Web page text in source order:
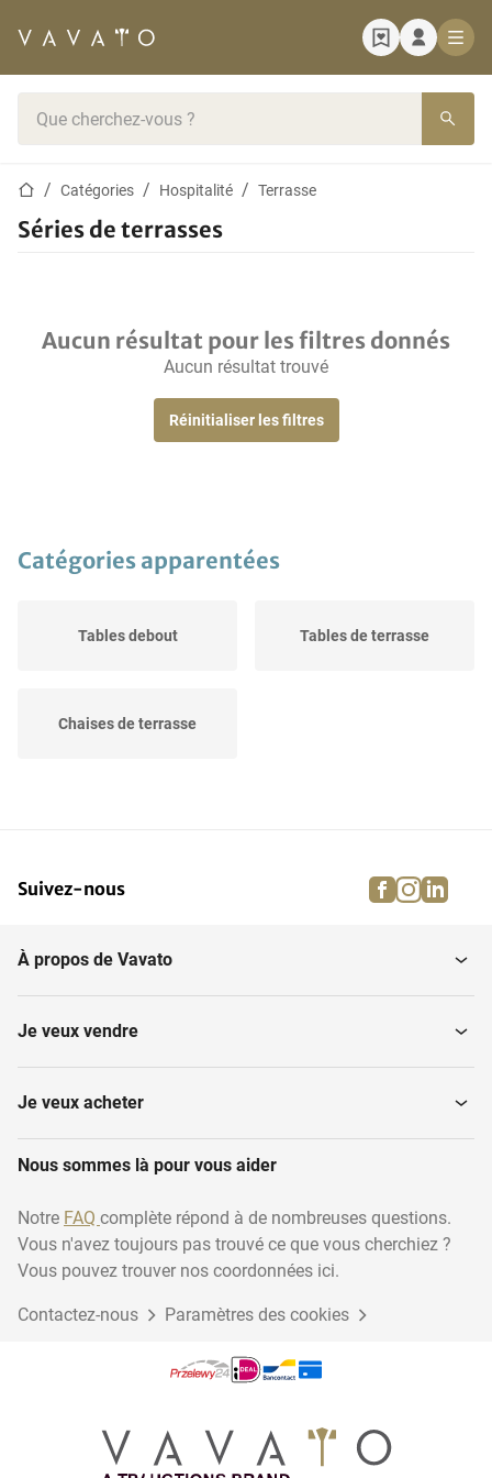
Page d'accueil
Catégories Hospitalité Terrasse
Séries de terrasses
Aucun résultat pour les filtres donnés
Aucun résultat trouvé
Réinitialiser les filtres
Catégories apparentées
Tables debout Tables de terrasse
Chaises de terrasse
Suivez-nous facebook
À propos de Vavato
Je veux vendre
Je veux acheter
Nous sommes là pour vous aider
Notre FAQ complète répond à de nombreuses questions.
Vous n'avez toujours pas trouvé ce que vous cherchiez ?
Vous pouvez trouver nos coordonnées ici.
Contactez-nous Paramètres des cookies